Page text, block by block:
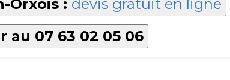
Orxois : devis gratuit en ligne
07 63 02 05 06